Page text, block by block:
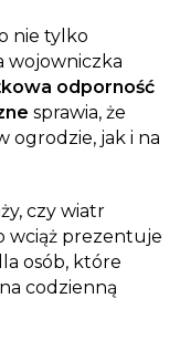
nie tylko
wojowniczka
odporność
sprawia, że
ogrodzie, jak i na
czy wiatr
wciąż prezentuje
osób, które
codzienną